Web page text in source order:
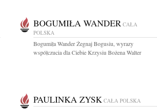
BOGUMIŁA WANDER CAŁA
POLSKA
Bogumiła Wander Żegnaj Bogusiu, wyrazy
współczucia dla Ciebie Krzysiu Bożena Walter
PAULINKA ZYSK CAŁA POLSKA